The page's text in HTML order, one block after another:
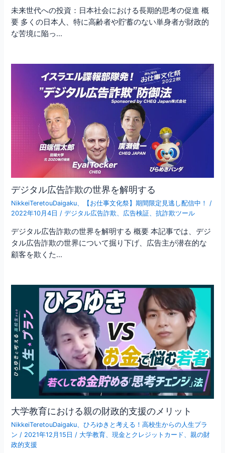
未来世代への投資：日本社会における長期的思考の促進 概
要 多くの日本人、特に高齢者や貯蓄のない単身者が財政的
な苦境に陥っ…
デジタル広告詐欺の世界を解明する
NikkeiTeretouDaigaku、 【お仕事文化祭】期間限定見逃し配信中！ /
2022年10月4日 /デジタル広告詐欺、 広告検証、抗詐欺ツール
デジタル広告詐欺の世界を解明する 概要 本記事では、デジ
タル広告詐欺の世界について掘り下げ、広告主が潜在的な
顧客を欺くた…
大学教育における親の財政的支援のメリット
NikkeiTeretouDaigaku 、ひろゆきと考える！高校生からの人生プラ
ン / 2021年12月15日 / 大学教育 、現金とクレジットカード 、親の財
政的支援